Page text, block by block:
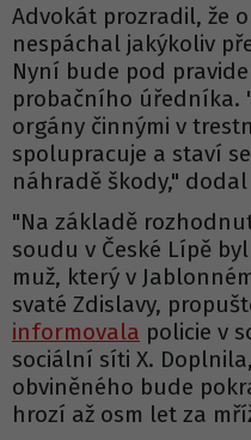
Advokát prozradil, že
nespáchal jakýkoliv
Nyní bude pod
probačního úředníka.
orgány činnými v
spolupracuje a staví
náhradě škody,"
"Na základě
soudu v České Lípě
muž, který v
svaté Zdislavy,
informovala policie v
sociální síti X.
obviněného bude
hrozí až osm let za